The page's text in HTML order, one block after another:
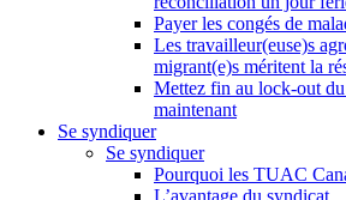
Payer les congés de
Les travailleur(euse)s
migrant(e)s méritent la
Mettez fin au lock-out
maintenant
Se syndiquer
Se syndiquer
Pourquoi les TUAC